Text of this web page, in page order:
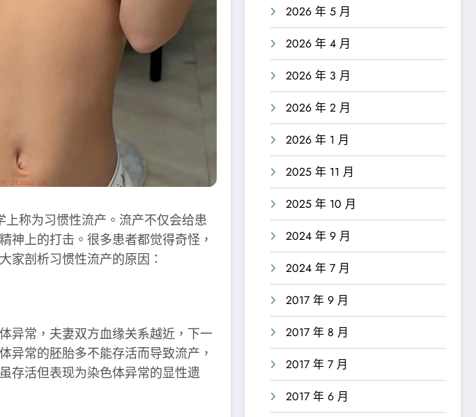
称为习惯性流产。流产不仅会给患
神上的打击。很多患者都觉得奇怪，
家剖析习惯性流产的原因：
常，夫妻双方血缘关系越近，下一
异常的胚胎多不能存活而导致流产，
存活但表现为染色体异常的显性遗
2026 年 5 月
2026 年 4 月
2026 年 3 月
2026 年 2 月
2026 年 1 月
2025 年 11 月
2025 年 10 月
2024 年 9 月
2024 年 7 月
2017 年 9 月
2017 年 8 月
2017 年 7 月
2017 年 6 月